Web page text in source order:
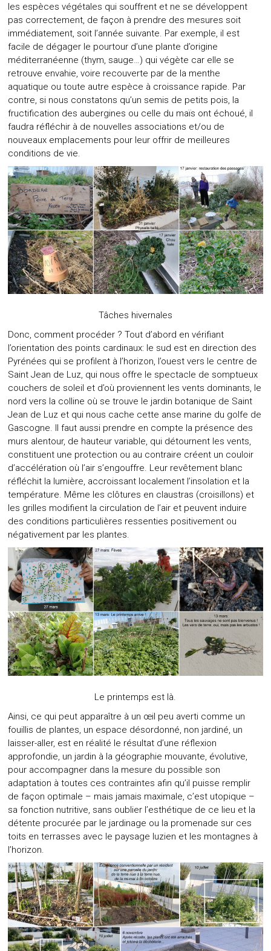
les espèces végétales qui souffrent et ne se développent
pas correctement, de façon à prendre des mesures soit
immédiatement, soit l’année suivante. Par exemple, il est
facile de dégager le pourtour d’une plante d’origine
méditerranéenne (thym, sauge…) qui végète car elle se
retrouve envahie, voire recouverte par de la menthe
aquatique ou toute autre espèce à croissance rapide. Par
contre, si nous constatons qu’un semis de petits pois, la
fructification des aubergines ou celle du maïs ont échoué, il
faudra réfléchir à de nouvelles associations et/ou de
nouveaux emplacements pour leur offrir de meilleures
conditions de vie.
Tâches hivernales
Donc, comment procéder ? Tout d’abord en vérifiant
l’orientation des points cardinaux: le sud est en direction des
Pyrénées qui se profilent à l’horizon, l’ouest vers le centre de
Saint Jean de Luz, qui nous offre le spectacle de somptueux
couchers de soleil et d’où proviennent les vents dominants, le
nord vers la colline où se trouve le jardin botanique de Saint
Jean de Luz et qui nous cache cette anse marine du golfe de
Gascogne. Il faut aussi prendre en compte la présence des
murs alentour, de hauteur variable, qui détournent les vents,
constituent une protection ou au contraire créent un couloir
d’accélération où l’air s’engouffre. Leur revêtement blanc
réfléchit la lumière, accroissant localement l’insolation et la
température. Même les clôtures en claustras (croisillons) et
les grilles modifient la circulation de l’air et peuvent induire
des conditions particulières ressenties positivement ou
négativement par les plantes.
Le printemps est là.
Ainsi, ce qui peut apparaître à un œil peu averti comme un
fouillis de plantes, un espace désordonné, non jardiné, un
laisser-aller, est en réalité le résultat d’une réflexion
approfondie, un jardin à la géographie mouvante, évolutive,
pour accompagner dans la mesure du possible son
adaptation à toutes ces contraintes afin qu’il puisse remplir
de façon optimale – mais jamais maximale, c’est utopique –
sa fonction nutritive, sans oublier l’esthétique de ce lieu et la
détente procurée par le jardinage ou la promenade sur ces
toits en terrasses avec le paysage luzien et les montagnes à
l’horizon.